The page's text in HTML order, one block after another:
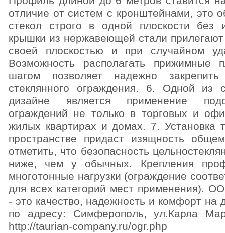
отличие от систем с кронштейнами, это
стекол строго в одной плоскости без
крышки из нержавеющей стали
своей плоскостью и при случайном
Возможность располагать прижимные
шагом позволяет надежно
стеклянного ограждения. 6. Одной из
дизайне является применение
ограждений не только в торговых и
жилых квартирах и домах. 7. Установка
пространстве придаст изящность
отметить, что безопасность
ниже, чем у обычных. Крепления
многотонные нагрузки (ограждение
для всех категорий мест применения).
- это качество, надежность и комфорт
по адресу: Симферополь, ул.Карла
http://taurian-company.ru/ogr.php